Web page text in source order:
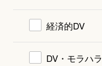
経済的DV
DV・モラハラ